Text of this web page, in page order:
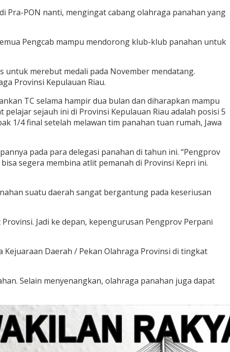
Pra-PON nanti, mengingat cabang olahraga panahan yang
Pengcab mampu mendorong klub-klub panahan untuk
untuk merebut medali pada November mendatang.
Provinsi Kepulauan Riau.
TC selama hampir dua bulan dan diharapkan mampu
sejauh ini di Provinsi Kepulauan Riau adalah posisi 5
1/4 final setelah melawan tim panahan tuan rumah, Jawa
pada para delegasi panahan di tahun ini. “Pengprov
segera membina atlit pemanah di Provinsi Kepri ini.
suatu daerah sangat bergantung pada keseriusan
Jadi ke depan, kepengurusan Pengprov Perpani
Daerah / Pekan Olahraga Provinsi di tingkat
Selain menyenangkan, olahraga panahan juga dapat